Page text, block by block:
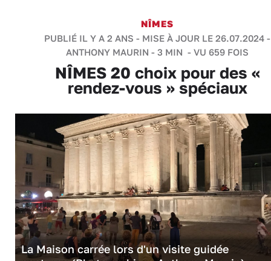
NÎMES
PUBLIÉ IL Y A 2 ANS - MISE À JOUR LE 26.07.2024 -
ANTHONY MAURIN - 3 MIN - VU 659 FOIS
NÎMES 20 choix pour des «
rendez-vous » spéciaux
La Maison carrée lors d'un visite guidée